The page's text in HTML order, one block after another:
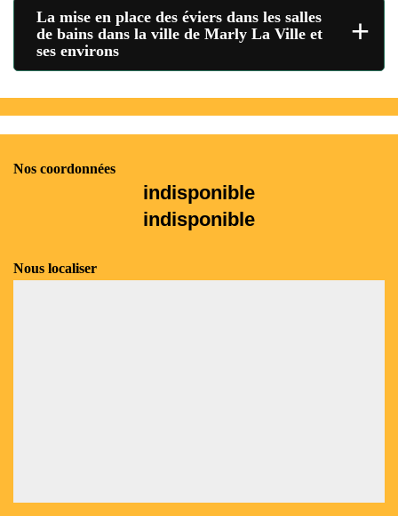
La mise en place des éviers dans les salles
de bains dans la ville de Marly La Ville et
ses environs
+
Nos coordonnées
indisponible
indisponible
Nous localiser